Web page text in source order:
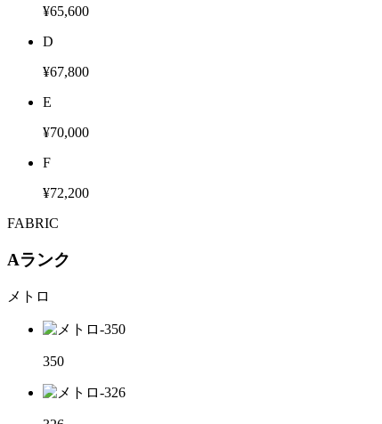
¥65,600
D
¥67,800
E
¥70,000
F
¥72,200
FABRIC
Aランク
メトロ
350